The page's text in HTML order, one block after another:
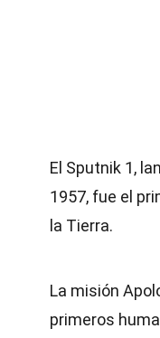
El Sputnik 1,
1957, fue el
la Tierra.
La misión
primeros